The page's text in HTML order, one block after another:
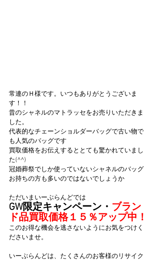
常連のＨ様です。いつもありがとうございま
す！！
昔のシャネルのマトラッセをお売りいただきま
した。
代表的なチェーンショルダーバッグで古い物で
も人気のバッグです
買取価格をお伝えするととても驚かれていまし
た(^^)
冠婚葬祭でしか使っていないシャネルのバッグ
お持ちの方も多いのではないでしょうか
ただいまいーぶらんどでは
GW限定キャンペーン・ ブラン
ド品買取価格１５％アップ中！
このお得な機会を逃さないようにお気をつけく
ださいませ。
いーぶらんどは、たくさんのお客様のリサイク